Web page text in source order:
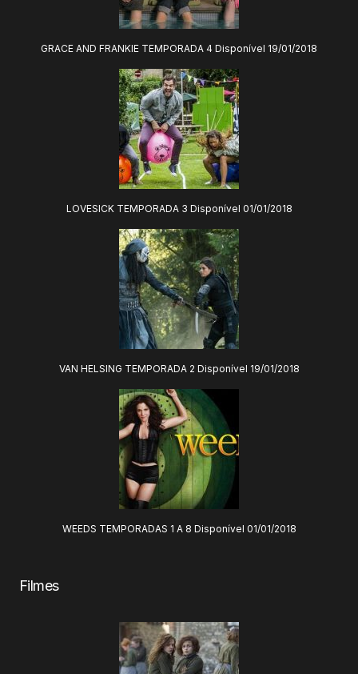
GRACE AND FRANKIE TEMPORADA 4 Disponível 19/01/2018
LOVESICK TEMPORADA 3 Disponível 01/01/2018
VAN HELSING TEMPORADA 2 Disponível 19/01/2018
WEEDS TEMPORADAS 1 A 8 Disponível 01/01/2018
Filmes